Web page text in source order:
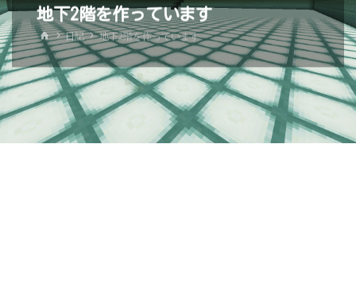
キ
ッ
プ
地下2階を作っています
ホ
ー
ム
日記 地下2階を作っています